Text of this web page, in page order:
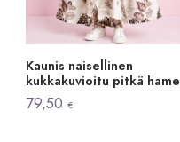
Kaunis naisellinen
kukkakuvioitu pitkä hame
79,50€